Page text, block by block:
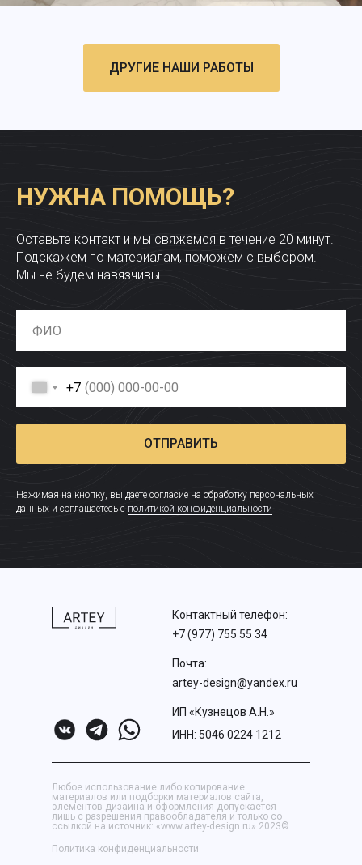
ДРУГИЕ НАШИ РАБОТЫ
НУЖНА ПОМОЩЬ?
Оставьте контакт и мы свяжемся в течение 20 минут.
Подскажем по материалам, поможем с выбором.
Мы не будем навязчивы.
+7
ОТПРАВИТЬ
Нажимая на кнопку, вы даете согласие на обработку персональных
данных и соглашаетесь c политикой конфиденциальности
Любое использование либо копирование
материалов или подборки материалов сайта,
элементов дизайна и оформления допускается
лишь с разрешения правообладателя и только со
ссылкой на источник: «www.artey-design.ru» 2023©
Политика конфиденциальности
Почта:
ИП «Кузнецов А.Н.»
Контактный телефон:
ИНН: 5046 0224 1212
+7 (977) 755 55 34
artey-design@yandex.ru